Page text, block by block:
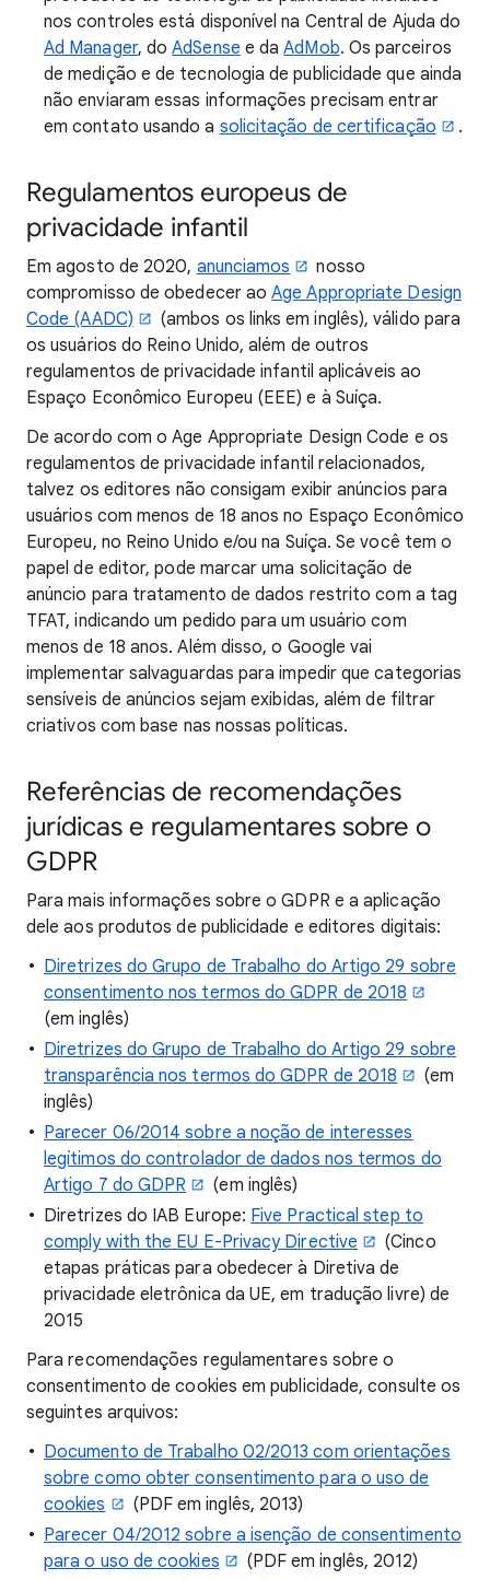
nos controles está disponível na Central de Ajuda do
Ad Manager, doAdSense e daAdMob. Os parceiros
de medição e de tecnologia de publicidade que ainda
não enviaram essas informações precisam entrar
em contato usando a solicitação de certificação .
Regulamentos europeus de
privacidade infantil
Em agosto de 2020, anunciamos
nosso
compromisso de obedecer aoAge Appropriate Design
Code (AADC)
(ambos os links em inglês), válido para
os usuários do Reino Unido, além de outros
regulamentos de privacidade infantil aplicáveis ao
Espaço Econômico Europeu (EEE) e à Suíça.
De acordo com o Age Appropriate Design Code e os
regulamentos de privacidade infantil relacionados,
talvez os editores não consigam exibir anúncios para
usuários com menos de 18 anos no Espaço Econômico
Europeu, no Reino Unido e/ou na Suíça. Se você tem o
papel de editor, pode marcar uma solicitação de
anúncio para tratamento de dados restrito com a tag
TFAT, indicando um pedido para um usuário com
menos de 18 anos. Além disso, o Google vai
implementar salvaguardas para impedir que categorias
sensíveis de anúncios sejam exibidas, além de filtrar
criativos com base nas nossas políticas.
Referências de recomendações
jurídicas e regulamentares sobre o
GDPR
Para mais informações sobre o GDPR e a aplicação
dele aos produtos de publicidade e editores digitais:
Diretrizes do Grupo de Trabalho do Artigo 29 sobre
consentimento nos termos do GDPR de 2018
(em inglês)
Diretrizes do Grupo de Trabalho do Artigo 29 sobre
transparência nos termos do GDPR de 2018
(em
inglês)
Parecer 06/2014 sobre a noção de interesses
legítimos do controlador de dados nos termos do
Artigo 7 do GDPR
(em inglês)
Diretrizes do IAB Europe: Five Practical step to
comply with the EU E-Privacy Directive
(Cinco
etapas práticas para obedecer à Diretiva de
privacidade eletrônica da UE, em tradução livre) de
2015
Para recomendações regulamentares sobre o
consentimento de cookies em publicidade, consulte os
seguintes arquivos:
Documento de Trabalho 02/2013 com orientações
sobre como obter consentimento para o uso de
cookies
(PDF em inglês, 2013)
Parecer 04/2012 sobre a isenção de consentimento
para o uso de cookies
(PDF em inglês, 2012)